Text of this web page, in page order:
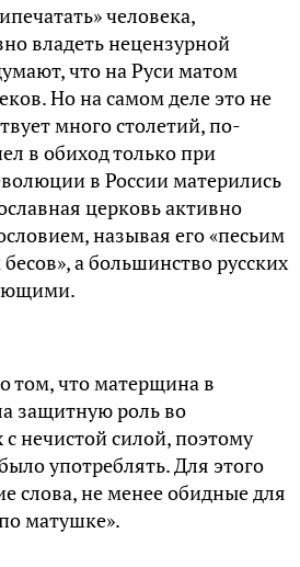
человека,
владеть нецензурной
что на Руси матом
Но на самом деле это не
много столетий, по-
в обиход только при
в России матерились
церковь активно
называя его «песьим
а большинство русских
том, что матерщина в
защитную роль во
нечистой силой, поэтому
употреблять. Для этого
слова, не менее обидные для
матушке».